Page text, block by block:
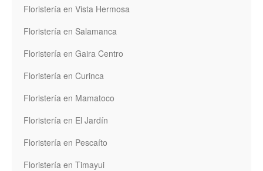
Floristería en Vista Hermosa
Floristería en Salamanca
Floristería en Gaira Centro
Floristería en Curinca
Floristería en Mamatoco
Floristería en El Jardín
Floristería en Pescaíto
Floristería en Timayui